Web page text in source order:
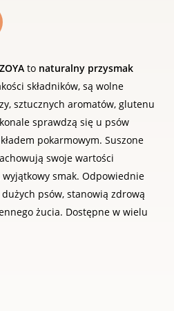
ZOYAto naturalny przysmak
składników, są wolne
sztucznych aromatów, glutenu
sprawdzą się u psów
pokarmowym. Suszone
swoje wartości
smak. Odpowiednie
psów, stanowią zdrową
żucia. Dostępne w wielu